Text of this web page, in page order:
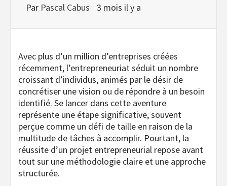
Par Pascal Cabus 3 mois il y a
Avec plus d’un million d’entreprises créées
récemment, l’entrepreneuriat séduit un nombre
croissant d’individus, animés par le désir de
concrétiser une vision ou de répondre à un besoin
identifié. Se lancer dans cette aventure
représente une étape significative, souvent
perçue comme un défi de taille en raison de la
multitude de tâches à accomplir. Pourtant, la
réussite d’un projet entrepreneurial repose avant
tout sur une méthodologie claire et une approche
structurée.